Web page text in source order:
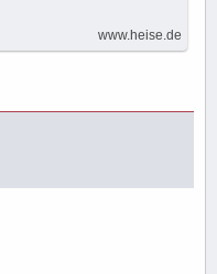
www.heise.de